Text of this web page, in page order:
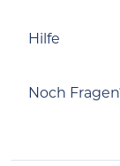
Noch
Hilfe